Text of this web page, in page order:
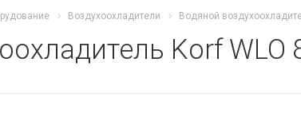
Воздухоохладители Водяной
Korf WLO